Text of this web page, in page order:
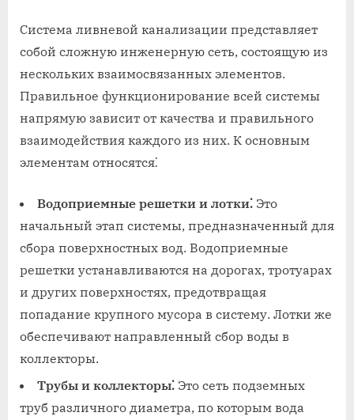
Система ливневой канализации представляет
собой сложную инженерную сеть, состоящую из
нескольких взаимосвязанных элементов.
Правильное функционирование всей системы
напрямую зависит от качества и правильного
взаимодействия каждого из них. К основным
элементам относятся⁚
Водоприемные решетки и лотки⁚ Это
начальный этап системы, предназначенный для
сбора поверхностных вод. Водоприемные
решетки устанавливаются на дорогах, тротуарах
и других поверхностях, предотвращая
попадание крупного мусора в систему. Лотки же
обеспечивают направленный сбор воды в
коллекторы.
Трубы и коллекторы⁚ Это сеть подземных
труб различного диаметра, по которым вода